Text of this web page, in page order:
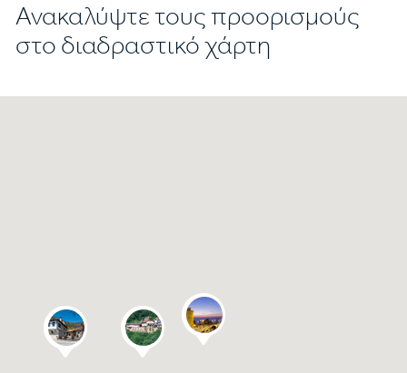
Ανακαλύψτε τους προορισμούς
στο διαδραστικό χάρτη